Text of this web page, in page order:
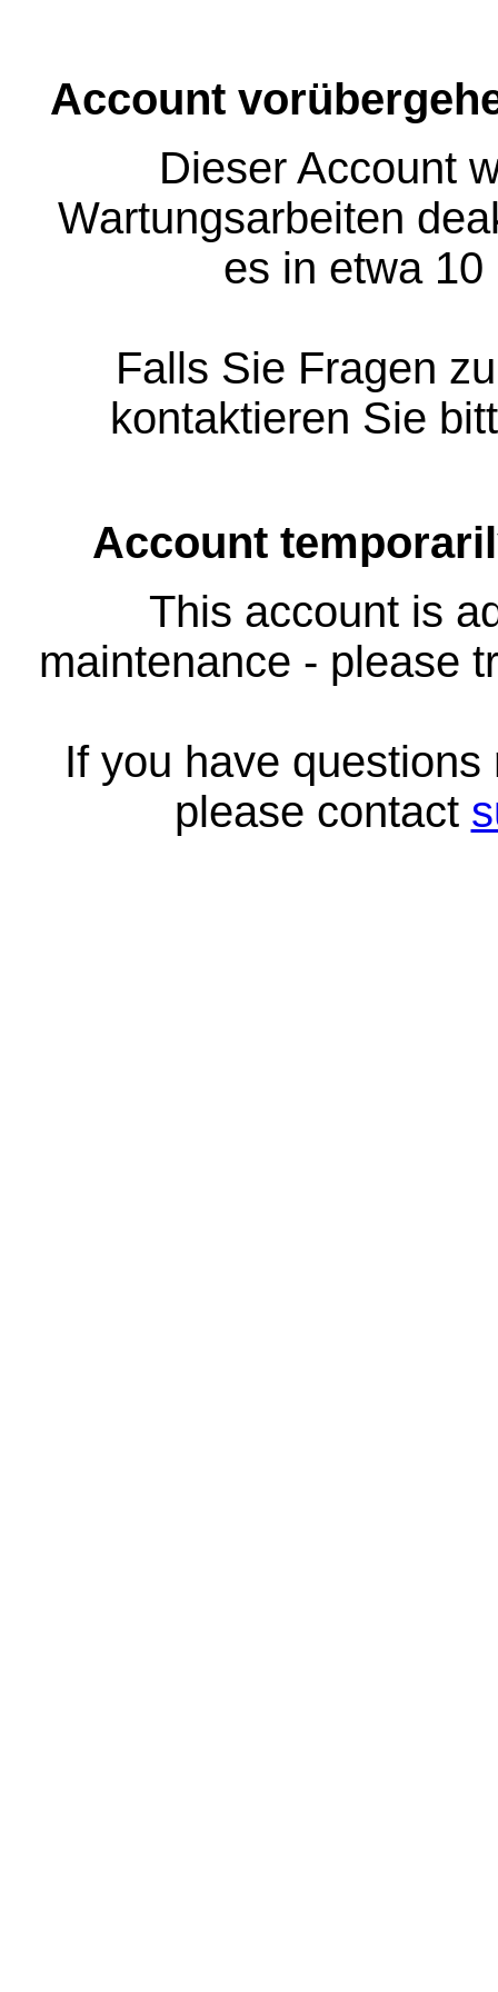
Account
Dieser Account
Wartungsarbeiten
es in etwa
Falls Sie Fragen
kontaktieren Sie
Account
This account is
maintenance - please
If you have
please contact